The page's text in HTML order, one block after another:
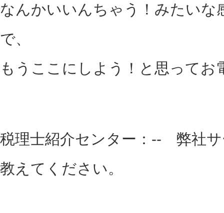
なんかいいんちゃう！みたいな
で、
もうここにしよう！と思ってお
税理士紹介センター：-- 弊社
教えてください。